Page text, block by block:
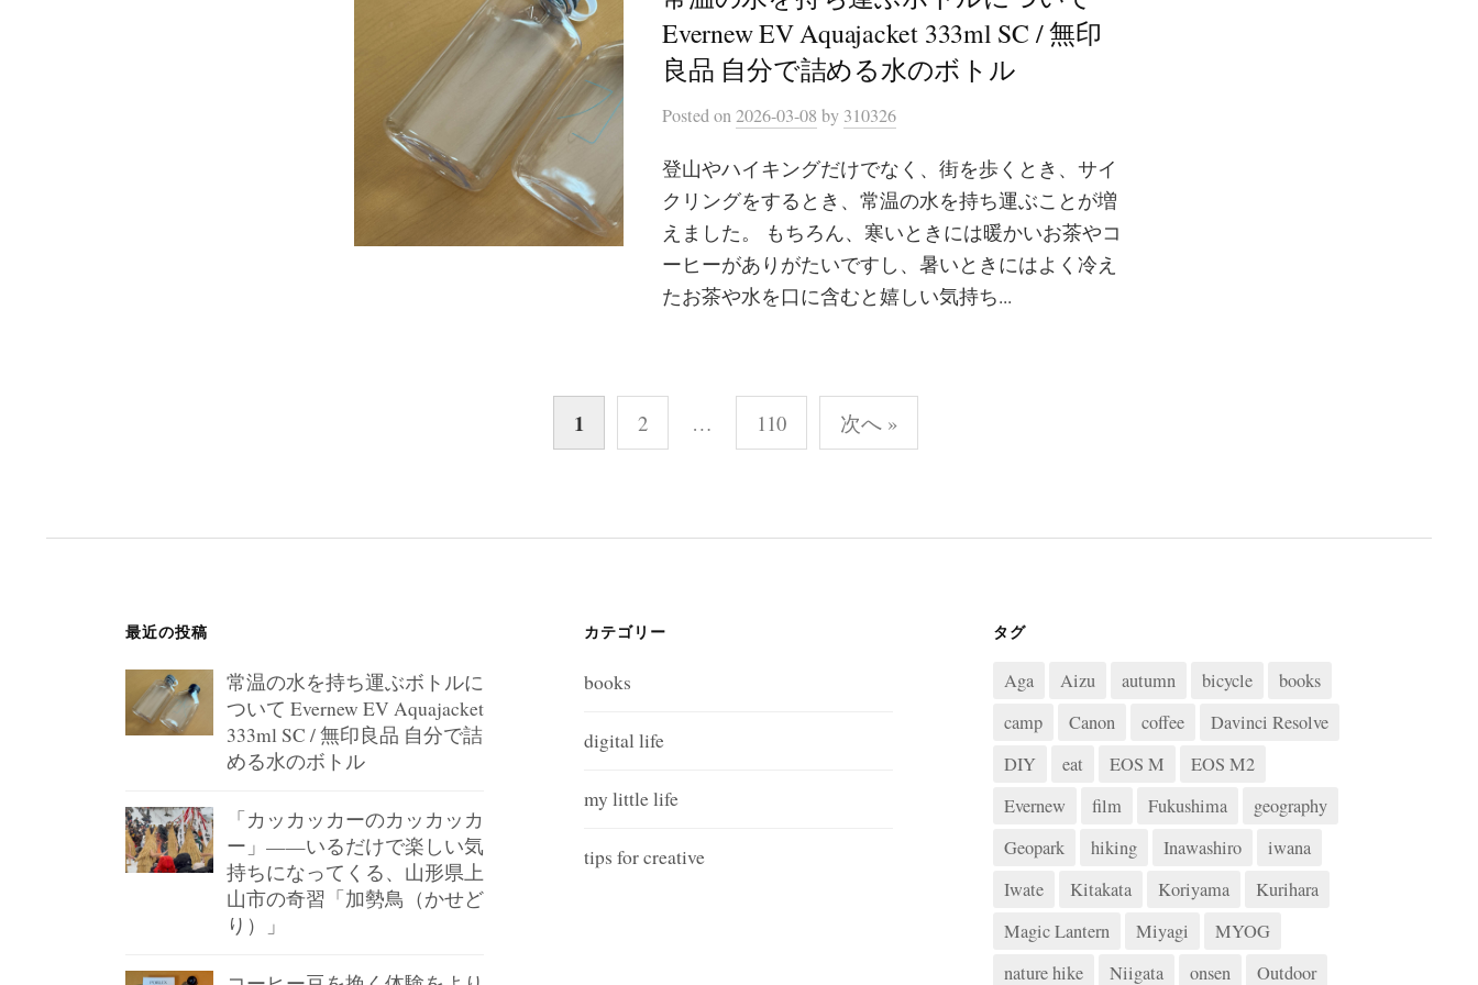
Evernew EV Aquajacket 333ml SC / 無印
良品 自分で詰める水のボトル
Postedon2026-03-08 by 310326
登山やハイキングだけでなく、街を歩くとき、サイ
クリングをするとき、常温の水を持ち運ぶことが増
えました。 もちろん、寒いときには暖かいお茶やコ
ーヒーがありがたいですし、暑いときにはよく冷え
たお茶や水を口に含むと嬉しい気持ち...
り
1 2 … 110 次へ »
最近の投稿
常温の水を持ち運ぶボトルに
ついて Evernew EV Aquajacket
333ml SC / 無印良品 自分で詰
める水のボトル
「カッカッカーのカッカッカ
ー」——いるだけで楽しい気
持ちになってくる、山形県上
山市の奇習「加勢鳥（かせど
り）」
カテゴリー
books
digital life
my little life
tips for creative
タグ
Aga Aizu autumn bicycle
books
camp
Canon coffee
Davinci Resolve
DIY
eat EOS M
EOS M2
Evernew
film Fukushima
geography
Geopark
hiking Inawashiro
iwana
Iwate
Kitakata Koriyama
Kurihara
Magic Lantern
Miyagi
MYOG
nature hike
Niigata onsen
Outdoor